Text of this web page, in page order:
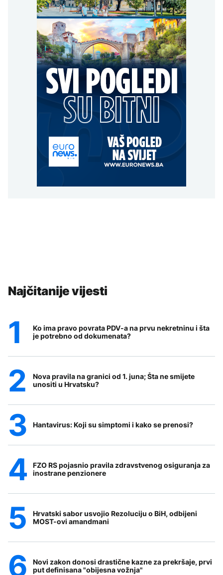
Najčitanije vijesti
Ko ima pravo povrata PDV-a na prvu nekretninu i šta
je potrebno od dokumenata?
Nova pravila na granici od 1. juna; Šta ne smijete
unositi u Hrvatsku?
Hantavirus: Koji su simptomi i kako se prenosi?
FZO RS pojasnio pravila zdravstvenog osiguranja za
inostrane penzionere
Hrvatski sabor usvojio Rezoluciju o BiH, odbijeni
MOST-ovi amandmani
Novi zakon donosi drastične kazne za prekršaje, prvi
put definisana "obijesna vožnja"